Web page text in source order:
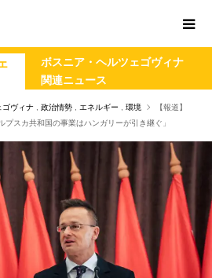
ボスニア・ヘルツェゴヴィナ
関連ニュース
ゴヴィナ 政治情勢 エネルギー 環境
【報道】
プスカ共和国の事業はハンガリーが引き継ぐ」